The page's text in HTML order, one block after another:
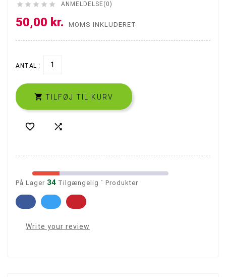
     ANMELDELSE(0)
50,00 kr. MOMS INKLUDERET
ANTAL :
 TILFØJ TIL KURV
 
På Lager 34 Tilgængelig ´ Produkter
Write your review